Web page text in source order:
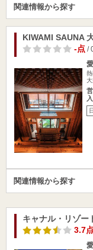
関連情報から探す
KIWAMI SAUNA
-点/
関連情報から探す
キャナル・リゾー
3.7